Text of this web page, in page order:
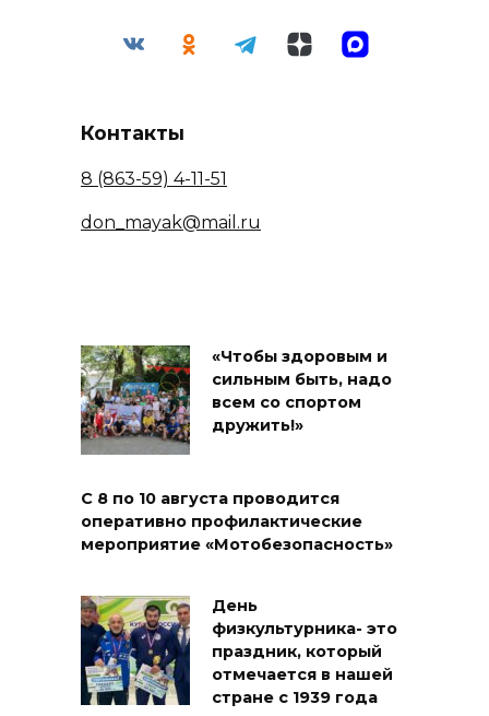
Контакты
8 (863-59) 4-11-51
don_mayak@mail.ru
«Чтобы здоровым и
сильным быть, надо
всем со спортом
дружить!»
С 8 по 10 августа проводится
оперативно профилактические
мероприятие «Мотобезопасность»
День
физкультурника- это
праздник, который
отмечается в нашей
стране с 1939 года